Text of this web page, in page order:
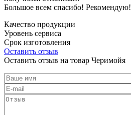
Большое всем спасибо! Рекомендую!
Качество продукции
Уровень сервиса
Срок изготовления
Оставить отзыв
Оставить отзыв на товар Черимойя